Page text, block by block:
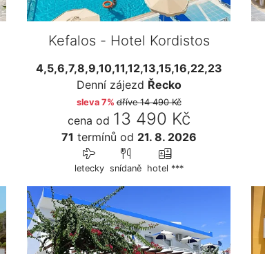
Kefalos - Hotel Kordistos
4,5,6,7,8,9,10,11,12,13,15,16,22,23
Denní zájezd Řecko
sleva 7% dříve14 490 Kč
cena od 13 490 Kč
71 termínů od 21. 8. 2026
letecky snídaně hotel ***